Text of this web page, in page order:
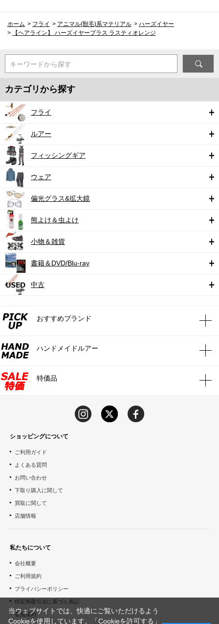
ホーム > フライ > アニマル(獣毛)系マテリアル > ハーズイヤー
>
【ヘアライン】 ハーズイヤープラス ラスティオレンジ
キーワードから探す
カテゴリから探す
フライ
ルアー
フィッシングギア
ウェア
偏光グラス&拡大鏡
熊よけ＆虫よけ
小物＆雑貨
書籍＆DVD/Blu-ray
中古
おすすめブランド
ハンドメイドルアー
特価品
ショッピングについて
ご利用ガイド
よくある質問
お問い合わせ
下取り購入に関して
買取に関して
店舗情報
私たちについて
会社概要
ご利用規約
プライバシーポリシー
特定商取引法に基づく表記
会員規約
当ウェブサイトでは、快適にご覧いただけるよう
Cookieを使用しています。「Cookieを許可する」